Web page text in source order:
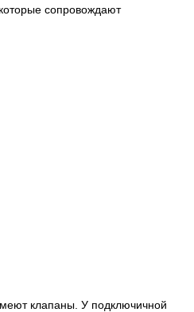
сопровождают
клапаны. У подключичной